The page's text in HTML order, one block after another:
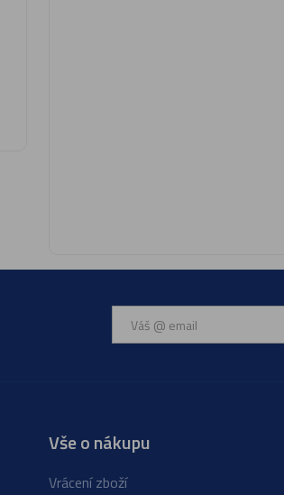
Vše o nákupu
Vrácení zboží